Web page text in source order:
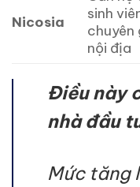
Nicosia
sinh
chuyên
nội địa
Điều này
nhà đầu
Mức tăng